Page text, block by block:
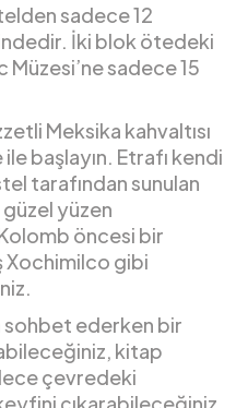
sadece 12
İki blok ötedeki
sadece 15
Meksika kahvaltısı
başlayın. Etrafı kendi
tarafından sunulan
yüzen
öncesi bir
Xochimilco gibi
ederken bir
kitap
çevredeki
çıkarabileceğiniz